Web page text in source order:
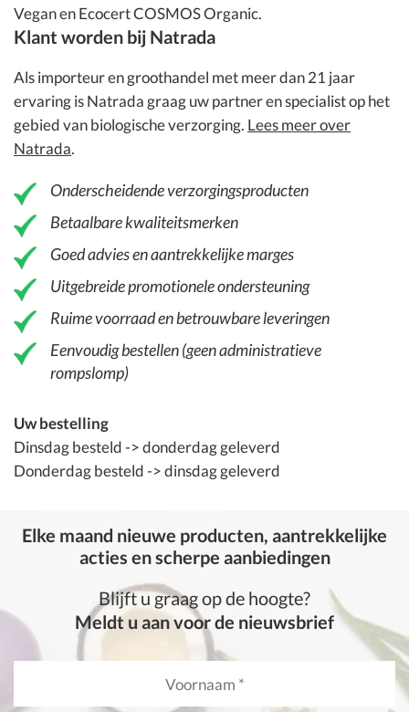
Vegan en Ecocert COSMOS Organic.
Klant worden bij Natrada
Als importeur en groothandel met meer dan 21 jaar
ervaring is Natrada graag uw partner en specialist op het
gebied van biologische verzorging. Lees meer over
Natrada.
Onderscheidende verzorgingsproducten
Betaalbare kwaliteitsmerken
Goed advies en aantrekkelijke marges
Uitgebreide promotionele ondersteuning
Ruime voorraad en betrouwbare leveringen
Eenvoudig bestellen (geen administratieve
rompslomp)
Uw bestelling
Dinsdag besteld -> donderdag geleverd
Donderdag besteld -> dinsdag geleverd
Elke maand nieuwe producten, aantrekkelijke
acties en scherpe aanbiedingen
Blijft u graag op de hoogte?
Meldt u aan voor de nieuwsbrief